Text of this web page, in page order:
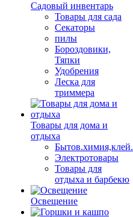
Садовый инвентарь
Товары для сада
Секаторы
пилы
Бороздовики,
Тяпки
Удобрения
Леска для
триммера
Товары для дома и
отдыха
Бытов.химия,клей.
Электротовары
Товары для
отдыха и барбекю
Освещение